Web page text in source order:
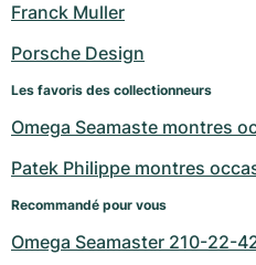
Franck Muller
Porsche Design
Les favoris des collectionneurs
Omega Seamaste montres
Patek Philippe montres
Recommandé pour vous
Omega Seamaster 210-22-